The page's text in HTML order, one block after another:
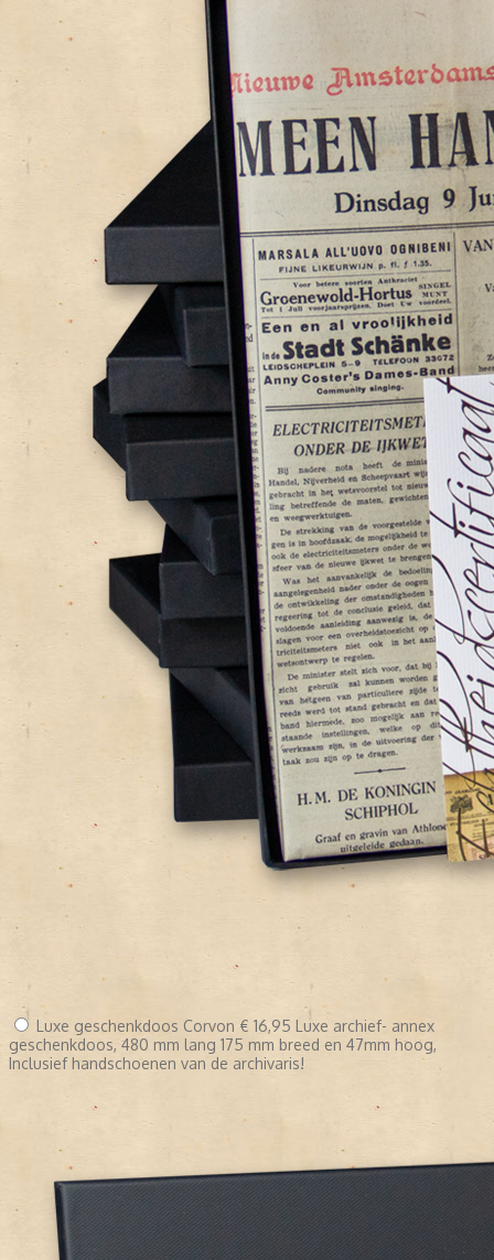
Luxe geschenkdoos Corvon € 16,95 Luxe archief- annex
geschenkdoos, 480 mm lang 175 mm breed en 47mm hoog,
Inclusief handschoenen van de archivaris!